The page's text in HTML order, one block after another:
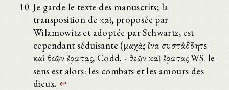
Je garde le texte des manuscrits; la
transposition de καὶ, proposée par
Wilamowitz et adoptée par Schwartz, est
cependant séduisante (μαχὰς ἵνα συστάδδητε
καὶ θεῶν ἔρωτας, Codd. - θεῶν καὶ ἔρωτας WS. le
sens est alors: les combats et les amours des
dieux. ↩